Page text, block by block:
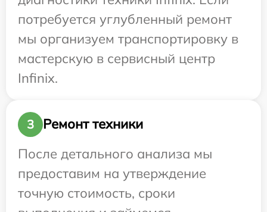
потребуется углубленный ремонт
мы организуем транспортировку в
мастерскую в сервисный центр
Infinix.
3
Ремонт техники
После детального анализа мы
предоставим на утверждение
точную стоимость, сроки